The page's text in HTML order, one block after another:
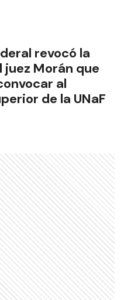
revocó la
juez Morán que
al
de la UNaF